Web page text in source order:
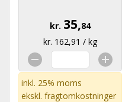
kr. 35,84
kr. 162,91 / kg
inkl. 25% moms
ekskl. fragtomkostninger